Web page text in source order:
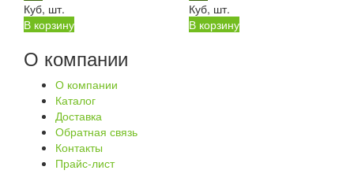
Куб, шт.
В корзину
Куб, шт.
В корзину
О компании
О компании
Каталог
Доставка
Обратная связь
Контакты
Прайс-лист